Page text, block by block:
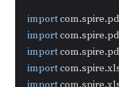
import
import
import
import